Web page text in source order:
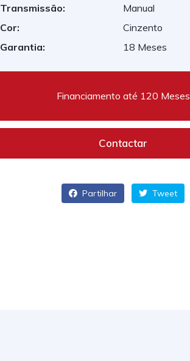
Transmissão:
Manual
Cor:
Cinzento
Garantia:
18 Meses
Financiamento até 120 Meses
Contactar
Partilhar Tweet